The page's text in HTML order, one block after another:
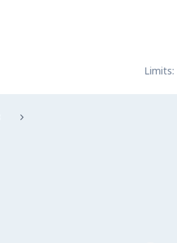
Limits:
